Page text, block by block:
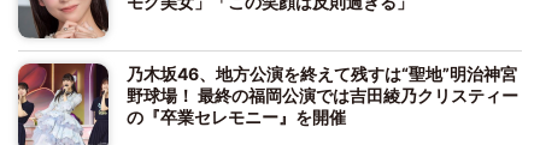
乃木坂46、地方公演を終えて残すは“聖地”明治神宮
野球場！ 最終の福岡公演では吉田綾乃クリスティー
の『卒業セレモニー』を開催